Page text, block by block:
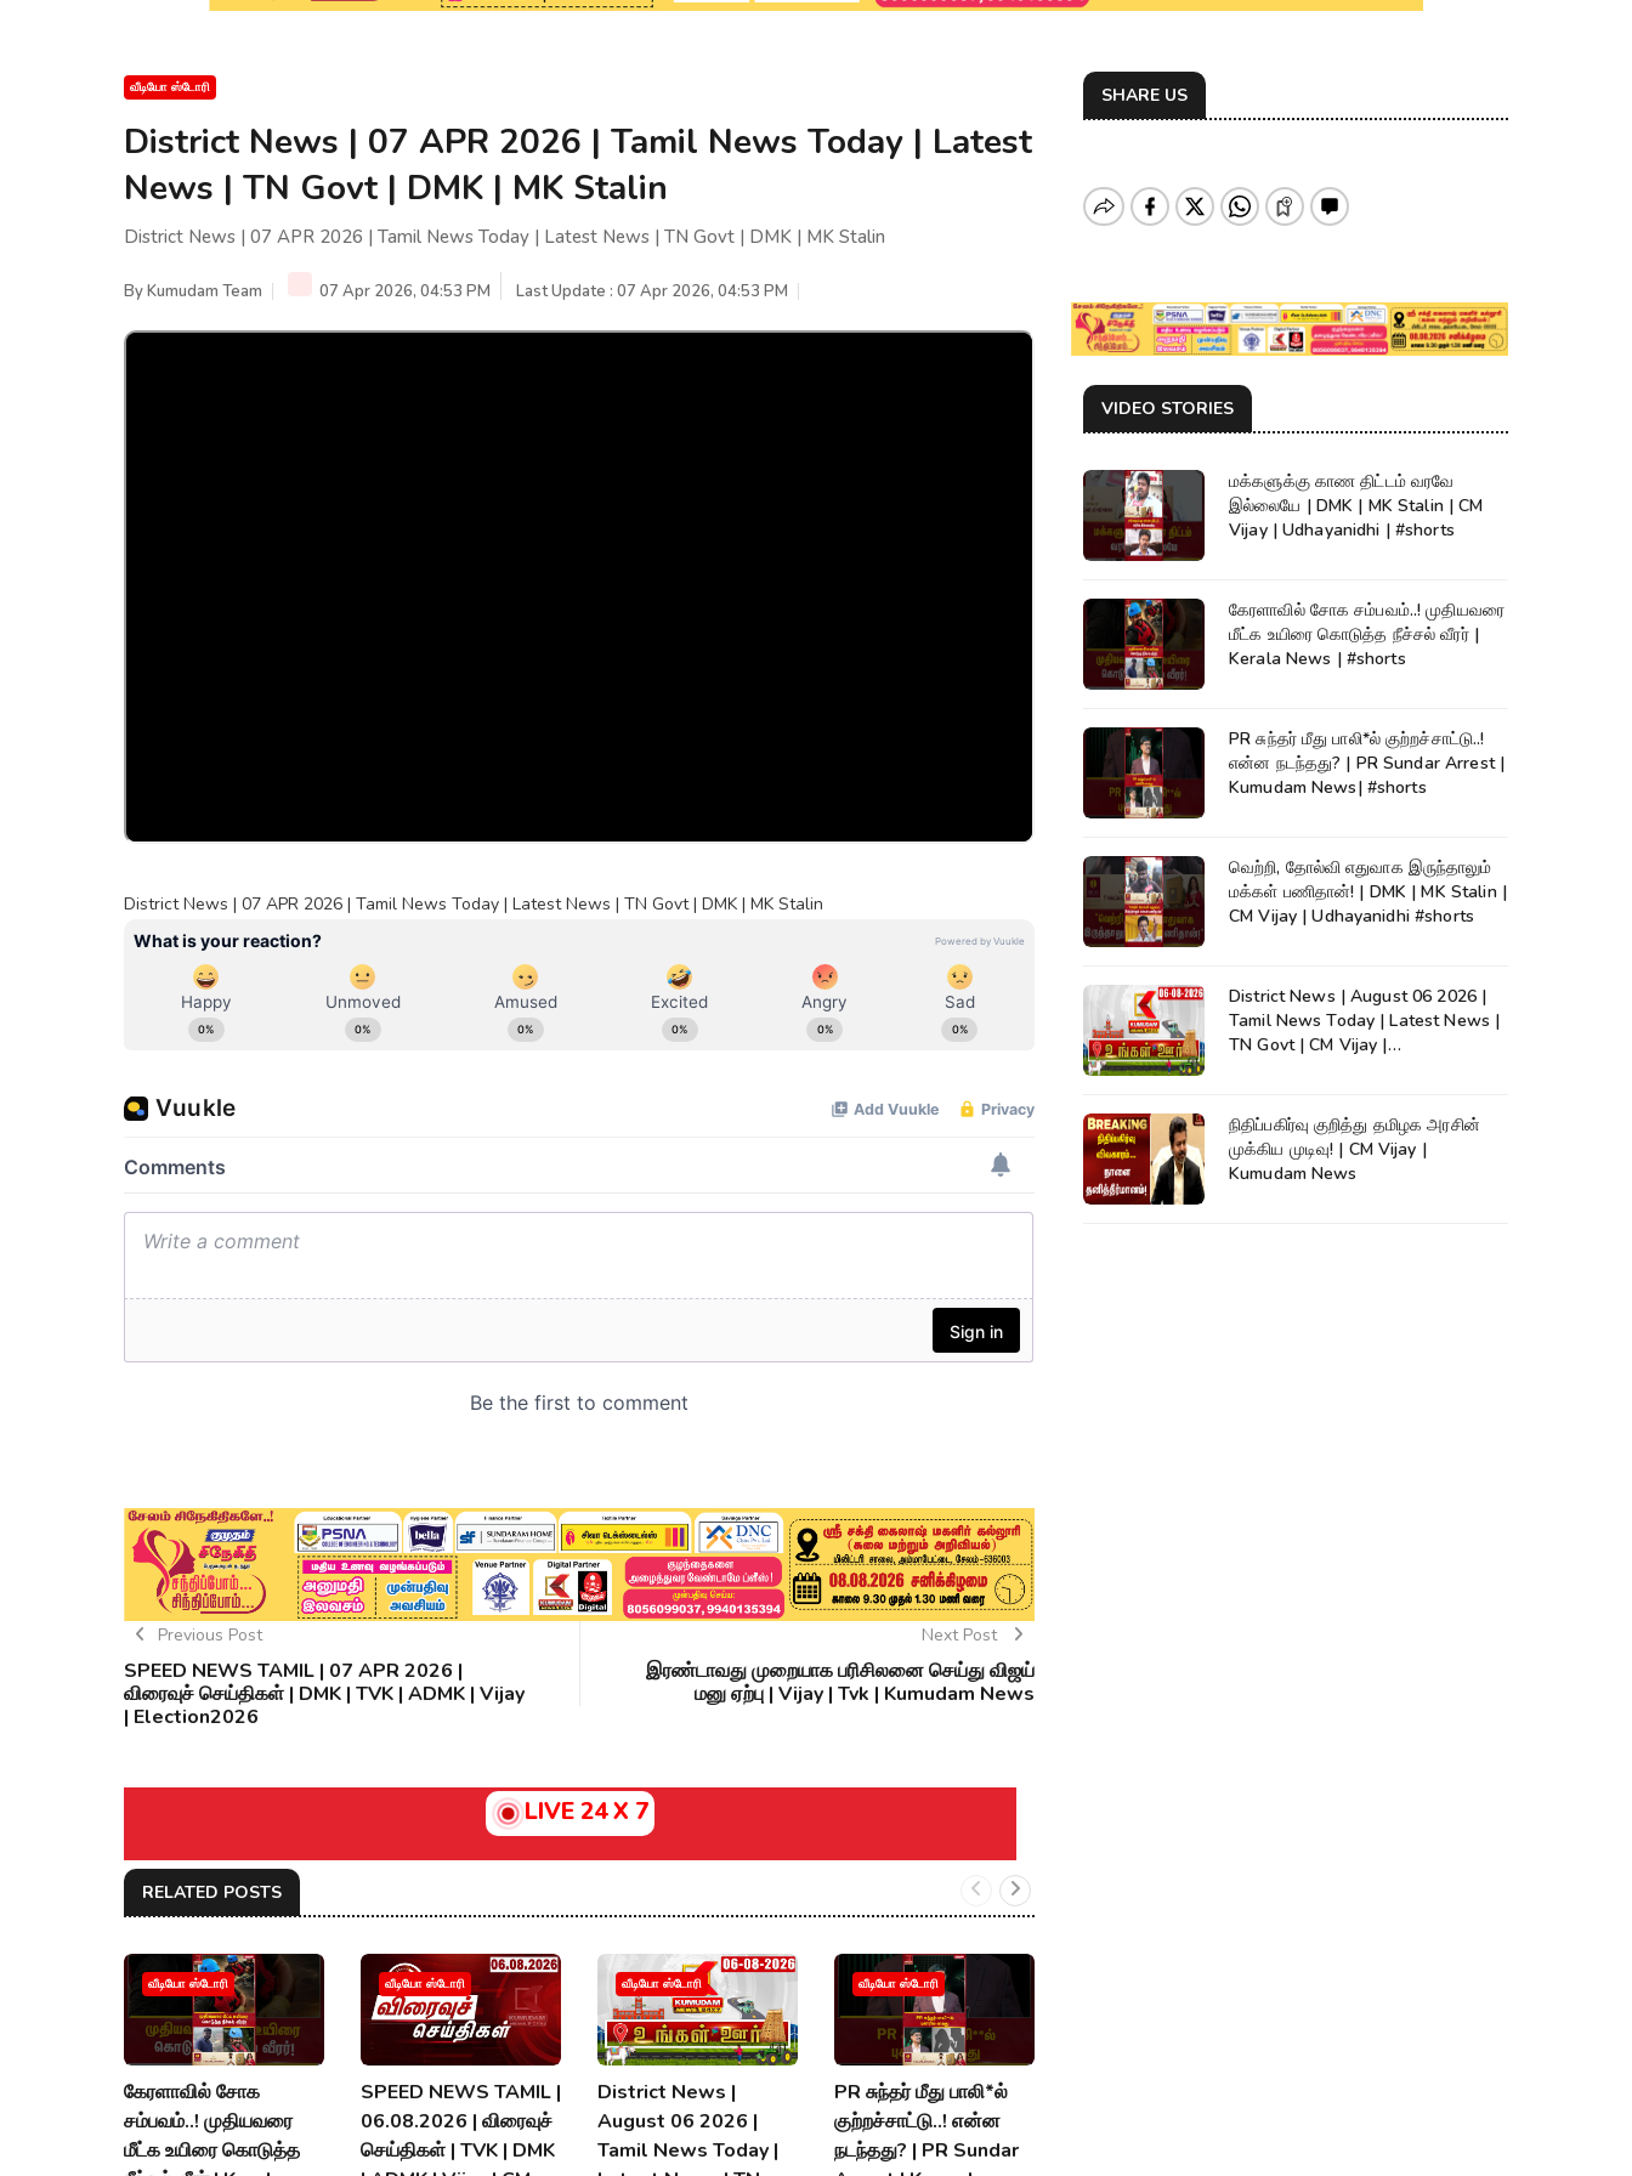
வீடியோ ஸ்டோரி
District News | 07 APR 2026 | Tamil News Today | Latest
News | TN Govt | DMK | MK Stalin
District News | 07 APR 2026 | Tamil News Today | Latest News | TN Govt | DMK | MK Stalin
ByKumudam Team 07 Apr 2026, 04:53 PM Last Update : 07 Apr 2026, 04:53 PM
District News | 07 APR 2026 | Tamil News Today | Latest News | TN Govt | DMK | MK Stalin
Previous Post
SPEED NEWS TAMIL | 07 APR 2026 |
விரைவுச் செய்திகள் | DMK | TVK | ADMK | Vijay
| Election2026
Next Post
இரண்டாவது முறையாக பரிசிலனை செய்து விஜய்
மனு ஏற்பு | Vijay | Tvk | Kumudam News
LIVE 24 X 7
RELATED POSTS
வீடியோ ஸ்டோரி
கேரளாவில் சோக
சம்பவம்..! முதியவரை
மீட்க உயிரை கொடுத்த
வீடியோ ஸ்டோரி
SPEED NEWS TAMIL |
06.08.2026 | விரைவுச்
செய்திகள் | TVK | DMK
வீடியோ ஸ்டோரி
District News |
August 06 2026 |
Tamil News Today |
வீடியோ ஸ்டோரி
PR சுந்தர் மீது பாலி*ல்
குற்றச்சாட்டு..! என்ன
நடந்தது? | PR Sundar
SHARE US
VIDEO STORIES
மக்களுக்கு காண திட்டம் வரவே
இல்லையே | DMK | MK Stalin | CM
Vijay | Udhayanidhi | #shorts
கேரளாவில் சோக சம்பவம்..! முதியவரை
மீட்க உயிரை கொடுத்த நீச்சல் வீரர் |
Kerala News | #shorts
PR சுந்தர் மீது பாலி*ல் குற்றச்சாட்டு..!
என்ன நடந்தது? | PR Sundar Arrest |
Kumudam News| #shorts
வெற்றி, தோல்வி எதுவாக இருந்தாலும்
மக்கள் பணிதான்! | DMK | MK Stalin |
CM Vijay | Udhayanidhi #shorts
District News | August 06 2026 |
Tamil News Today | Latest News |
TN Govt | CM Vijay |
நிதிப்பகிர்வு குறித்து தமிழக அரசின்
முக்கிய முடிவு! | CM Vijay |
Kumudam News